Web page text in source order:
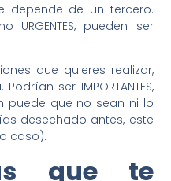
depende de un tercero.
URGENTES, pueden ser
que quieres realizar,
ser IMPORTANTES,
puede que no sean ni lo
desechado antes, este
caso).
que te